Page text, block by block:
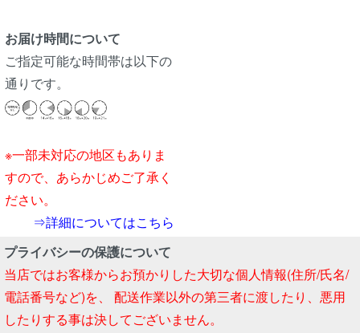
お届け時間について
ご指定可能な時間帯は以下の
通りです。
※一部未対応の地区もありま
すので、あらかじめご了承く
ださい。
⇒詳細についてはこちら
プライバシーの保護について
当店ではお客様からお預かりした大切な個人情報(住所/氏名/
電話番号など)を、 配送作業以外の第三者に渡したり、悪用
したりする事は決してございません。